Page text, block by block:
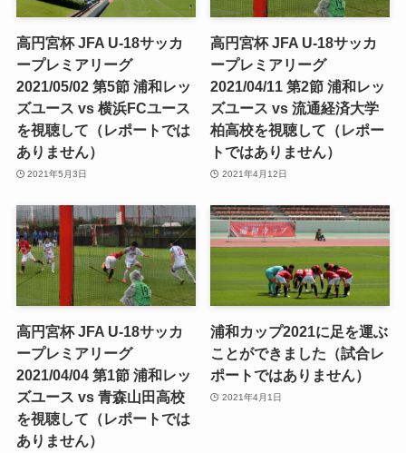
高円宮杯 JFA U-18サッカ
ープレミアリーグ
2021/05/02 第5節 浦和レッ
ズユース vs 横浜FCユース
を視聴して（レポートでは
ありません）
2021年5月3日
高円宮杯 JFA U-18サッカ
ープレミアリーグ
2021/04/11 第2節 浦和レッ
ズユース vs 流通経済大学
柏高校を視聴して（レポー
トではありません）
2021年4月12日
高円宮杯 JFA U-18サッカ
ープレミアリーグ
2021/04/04 第1節 浦和レッ
ズユース vs 青森山田高校
を視聴して（レポートでは
ありません）
浦和カップ2021に足を運ぶ
ことができました（試合レ
ポートではありません）
2021年4月1日